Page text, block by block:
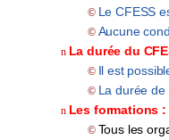
© LeCFESS
© Aucune
n La durée du
© Il est
© La durée de
n Les formations :
© Tous les